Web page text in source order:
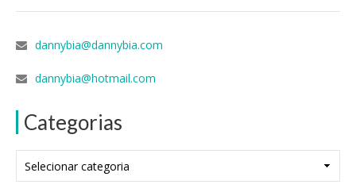
dannybia@dannybia.com
dannybia@hotmail.com
Categorias